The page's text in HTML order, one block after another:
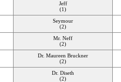
Jeff
(1)
Seymour
(2)
Mr. Neff
(2)
Dr. Maureen Bruckner
(2)
Dr. Diseth
(2)